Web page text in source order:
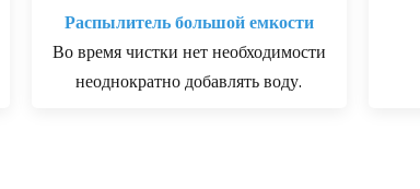
Распылитель большой емкости
Во время чистки нет необходимости
неоднократно добавлять воду.